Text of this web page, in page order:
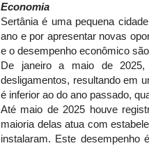
Economia
Sertânia é uma pequena
ano e por apresentar novas
e o desempenho econômico
De janeiro a maio de
desligamentos, resultando em
é inferior ao do ano passado,
Até maio de 2025 houve
maioria delas atua com
instalaram. Este desempenho